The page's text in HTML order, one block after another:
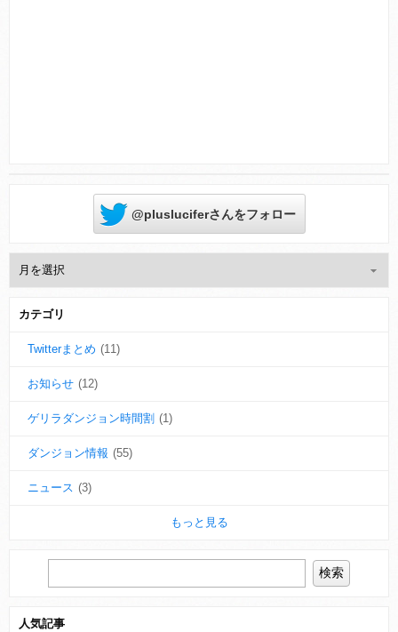
@plusluciferさんをフォロー
カテゴリ
Twitterまとめ (11)
お知らせ (12)
ゲリラダンジョン時間割 (1)
ダンジョン情報 (55)
ニュース (3)
もっと見る
人気記事